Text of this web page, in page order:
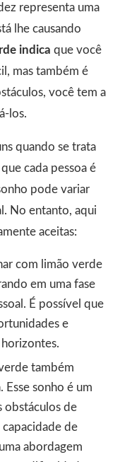
representa uma
lhe causando
indica que você
mas também é
você tem a
los.
quando se trata
cada pessoa é
pode variar
No entanto, aqui
aceitas:
com limão verde
em uma fase
É possível que
e
também
Esse sonho é um
obstáculos de
capacidade de
abordagem